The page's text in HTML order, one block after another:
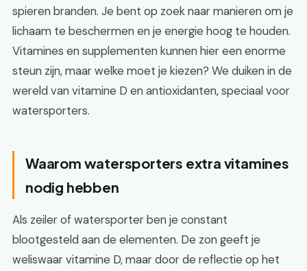
spieren branden. Je bent op zoek naar manieren om je
lichaam te beschermen en je energie hoog te houden.
Vitamines en supplementen kunnen hier een enorme
steun zijn, maar welke moet je kiezen? We duiken in de
wereld van vitamine D en antioxidanten, speciaal voor
watersporters.
Waarom watersporters extra vitamines
nodig hebben
Als zeiler of watersporter ben je constant
blootgesteld aan de elementen. De zon geeft je
weliswaar vitamine D, maar door de reflectie op het